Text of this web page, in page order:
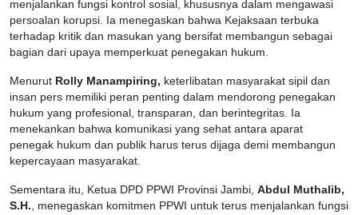
menjalankan fungsi kontrol sosial, khususnya dalam mengawasi
persoalan korupsi. Ia menegaskan bahwa Kejaksaan terbuka
terhadap kritik dan masukan yang bersifat membangun sebagai
bagian dari upaya memperkuat penegakan hukum.
Menurut Rolly Manampiring, keterlibatan masyarakat sipil dan
insan pers memiliki peran penting dalam mendorong penegakan
hukum yang profesional, transparan, dan berintegritas. Ia
menekankan bahwa komunikasi yang sehat antara aparat
penegak hukum dan publik harus terus dijaga demi membangun
kepercayaan masyarakat.
Sementara itu, Ketua DPD PPWI Provinsi Jambi, Abdul Muthalib,
S.H., menegaskan komitmen PPWI untuk terus menjalankan fungsi